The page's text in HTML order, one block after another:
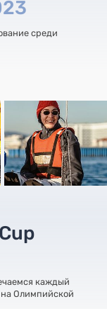
среди
каждый
Олимпийской